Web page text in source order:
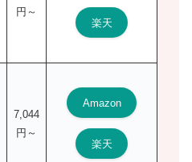
円～
楽天
7,044
円～
Amazon
楽天